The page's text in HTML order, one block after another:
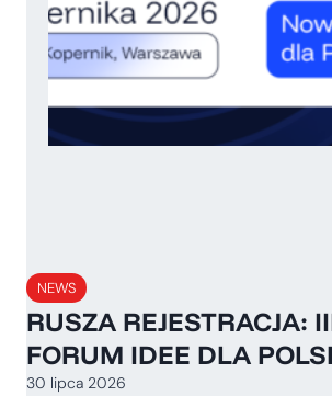
NEWS
RUSZA REJESTRACJA:
FORUM IDEE DLA
30 lipca 2026